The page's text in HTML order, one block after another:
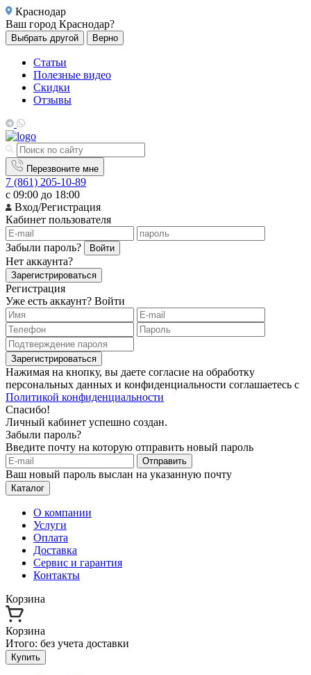
Краснодар
Ваш город Краснодар?
Выбрать другой Верно
Статьи
Полезные видео
Скидки
Отзывы
Перезвоните мне
7 (861) 205-10-89
с 09:00 до 18:00
Вход/Регистрация
Кабинет пользователя
Забыли пароль? Войти
Нет аккаунта?
Зарегистрироваться
Регистрация
Уже есть аккаунт? Войти
Зарегистрироваться
Нажимая на кнопку, вы даете согласие на обработку
персональных данных и конфиденциальности соглашаетесь с
Политикой конфиденциальности
Спасибо!
Личный кабинет успешно создан.
Забыли пароль?
Введите почту на которую отправить новый пароль
Отправить
Ваш новый пароль выслан на указанную почту
Каталог
О компании
Услуги
Оплата
Доставка
Сервис и гарантия
Контакты
Корзина
Корзина
Итого: без учета доставки
Купить